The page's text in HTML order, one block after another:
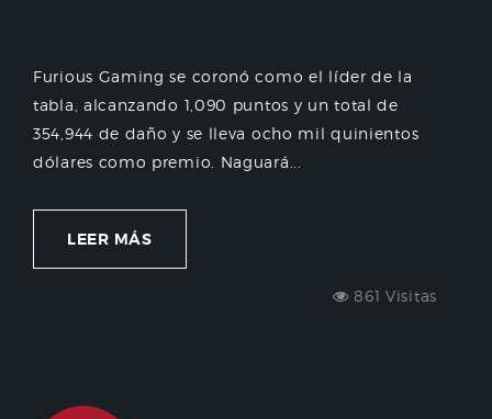
Furious Gaming se coronó como el líder de la
tabla, alcanzando 1,090 puntos y un total de
354,944 de daño y se lleva ocho mil quinientos
dólares como premio. Naguará...
LEER MÁS
861 Visitas